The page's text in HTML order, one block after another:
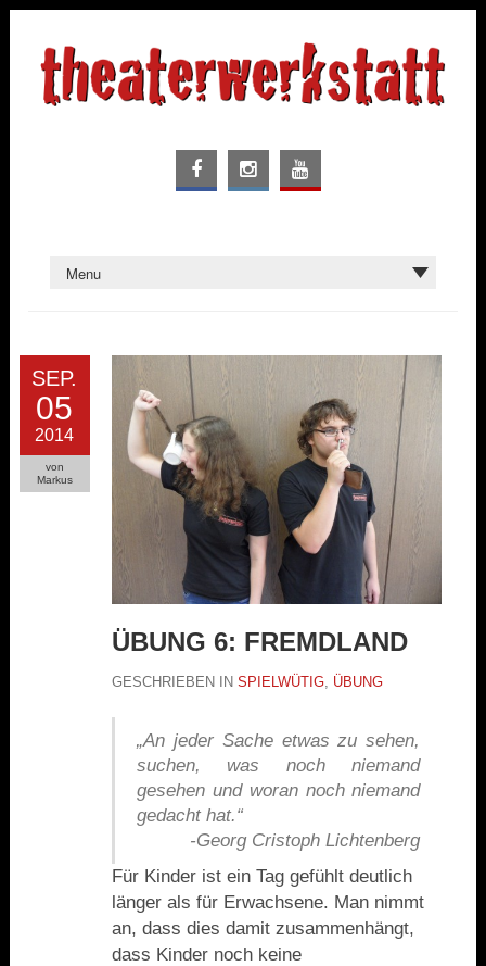
SEP.
05
2014
von
Markus
ÜBUNG 6: FREMDLAND
GESCHRIEBEN IN SPIELWÜTIG, ÜBUNG
„An jeder Sache etwas zu sehen,
suchen, was noch niemand
gesehen und woran noch niemand
gedacht hat.“
-Georg Cristoph Lichtenberg
Für Kinder ist ein Tag gefühlt deutlich
länger als für Erwachsene. Man nimmt
an, dass dies damit zusammenhängt,
dass Kinder noch keine